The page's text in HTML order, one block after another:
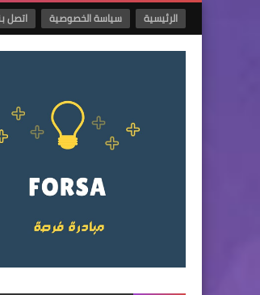
الرئيسية سياسة الخصوصية اتصل